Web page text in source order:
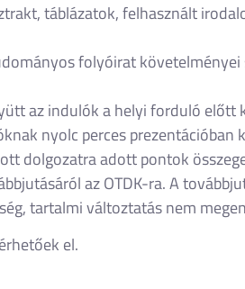
táblázatok, felhasznált
folyóirat követelményei
az indulók a helyi forduló előtt
nyolc perces
dolgozatra adott pontok
az OTDK-ra. A
tartalmi változtatás nem
el.